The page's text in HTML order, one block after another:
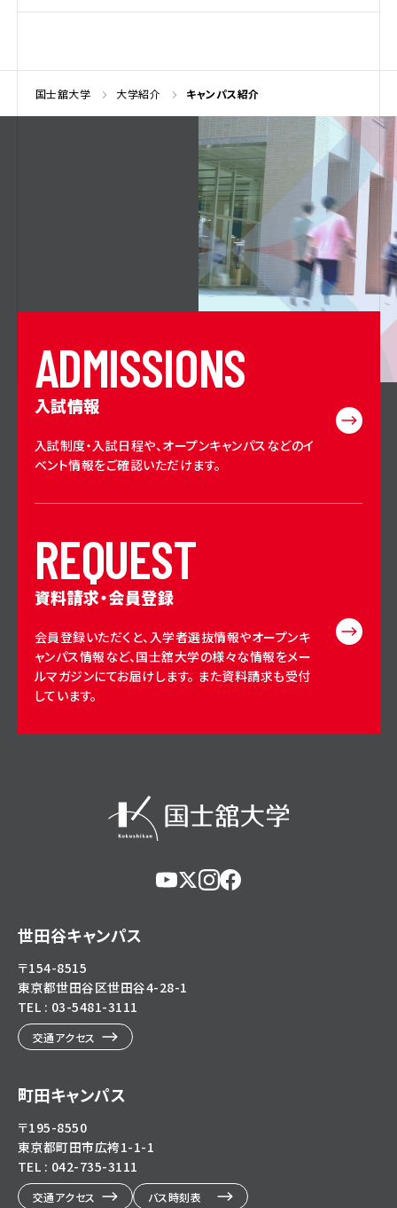
国士舘大学 大学紹介 キャンパス紹介
ADMISSIONS
入試情報
入試制度・入試日程や、オープンキャンパスなどのイ
ベント情報をご確認いただけます。
REQUEST
資料請求・会員登録
会員登録いただくと、入学者選抜情報やオープンキ
ャンパス情報など、国士舘大学の様々な情報をメー
ルマガジンにてお届けします。 また資料請求も受付
しています。
世田谷キャンパス
〒154-8515
東京都世田谷区世田谷4-28-1
TEL : 03-5481-3111
交通アクセス
町田キャンパス
〒195-8550
東京都町田市広袴1-1-1
TEL : 042-735-3111
交通アクセス バス時刻表